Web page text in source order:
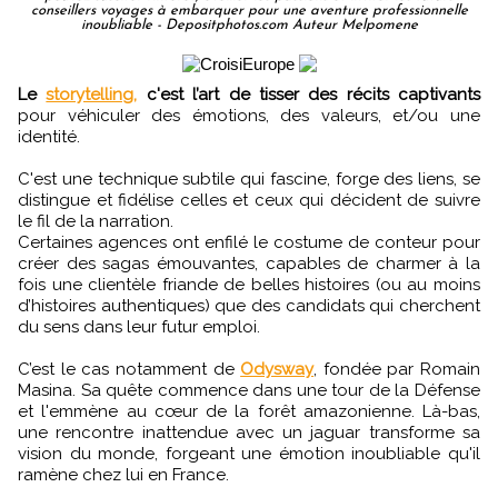
conseillers voyages à embarquer pour une aventure professionnelle
inoubliable - Depositphotos.com Auteur Melpomene
Le storytelling, c'est l’art de tisser des récits captivants
pour véhiculer des émotions, des valeurs, et/ou une
identité.
C'est une technique subtile qui fascine, forge des liens, se
distingue et fidélise celles et ceux qui décident de suivre
le fil de la narration.
Certaines agences ont enfilé le costume de conteur pour
créer des sagas émouvantes, capables de charmer à la
fois une clientèle friande de belles histoires (ou au moins
d’histoires authentiques) que des candidats qui cherchent
du sens dans leur futur emploi.
C’est le cas notamment de Odysway, fondée par Romain
Masina. Sa quête commence dans une tour de la Défense
et l'emmène au cœur de la forêt amazonienne. Là-bas,
une rencontre inattendue avec un jaguar transforme sa
vision du monde, forgeant une émotion inoubliable qu'il
ramène chez lui en France.